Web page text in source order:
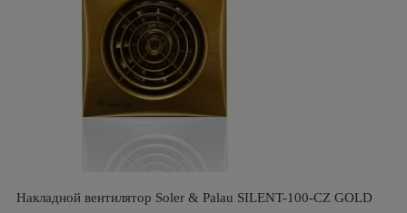
Накладной вентилятор Soler & Palau SILENT-100-CZ GOLD